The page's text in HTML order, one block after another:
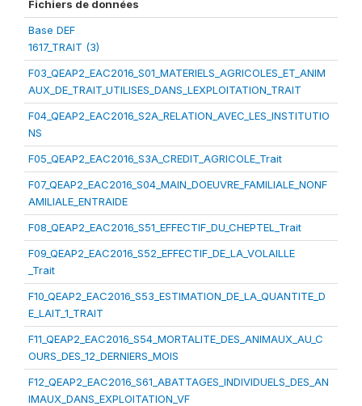
Fichiers de données
Base DEF
1617_TRAIT (3)
F03_QEAP2_EAC2016_S01_MATERIELS_AGRICOLES_ET_ANIM
AUX_DE_TRAIT_UTILISES_DANS_LEXPLOITATION_TRAIT
F04_QEAP2_EAC2016_S2A_RELATION_AVEC_LES_INSTITUTIO
NS
F05_QEAP2_EAC2016_S3A_CREDIT_AGRICOLE_Trait
F07_QEAP2_EAC2016_S04_MAIN_DOEUVRE_FAMILIALE_NONF
AMILIALE_ENTRAIDE
F08_QEAP2_EAC2016_S51_EFFECTIF_DU_CHEPTEL_Trait
F09_QEAP2_EAC2016_S52_EFFECTIF_DE_LA_VOLAILLE
_Trait
F10_QEAP2_EAC2016_S53_ESTIMATION_DE_LA_QUANTITE_D
E_LAIT_1_TRAIT
F11_QEAP2_EAC2016_S54_MORTALITE_DES_ANIMAUX_AU_C
OURS_DES_12_DERNIERS_MOIS
F12_QEAP2_EAC2016_S61_ABATTAGES_INDIVIDUELS_DES_AN
IMAUX_DANS_EXPLOITATION_VF